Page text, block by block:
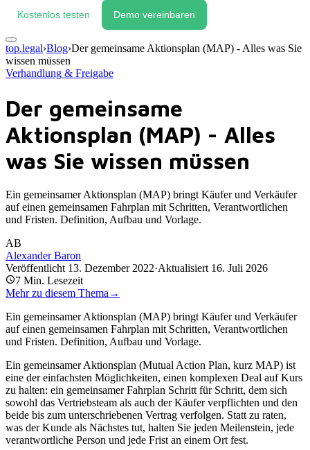
Kostenlos testen Demo vereinbaren
top.legal›Blog›Der gemeinsame Aktionsplan (MAP) - Alles was Sie
wissen müssen
Verhandlung & Freigabe
Der gemeinsame
Aktionsplan (MAP) - Alles
was Sie wissen müssen
Ein gemeinsamer Aktionsplan (MAP) bringt Käufer und Verkäufer
auf einen gemeinsamen Fahrplan mit Schritten, Verantwortlichen
und Fristen. Definition, Aufbau und Vorlage.
AB
Alexander Baron
Veröffentlicht 13. Dezember 2022·Aktualisiert 16. Juli 2026
7 Min. Lesezeit
Mehr zu diesem Thema →
Ein gemeinsamer Aktionsplan (MAP) bringt Käufer und Verkäufer
auf einen gemeinsamen Fahrplan mit Schritten, Verantwortlichen
und Fristen. Definition, Aufbau und Vorlage.
Ein gemeinsamer Aktionsplan (Mutual Action Plan, kurz MAP) ist
eine der einfachsten Möglichkeiten, einen komplexen Deal auf Kurs
zu halten: ein gemeinsamer Fahrplan Schritt für Schritt, dem sich
sowohl das Vertriebsteam als auch der Käufer verpflichten und den
beide bis zum unterschriebenen Vertrag verfolgen. Statt zu raten,
was der Kunde als Nächstes tut, halten Sie jeden Meilenstein, jede
verantwortliche Person und jede Frist an einem Ort fest.